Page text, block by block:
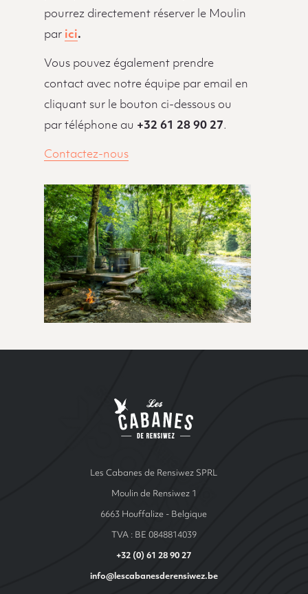
pourrez directement réserver le Moulin
par ici.
Vous pouvez également prendre
contact avec notre équipe par email en
cliquant sur le bouton ci-dessous ou
par téléphone au +32 61 28 90 27.
Contactez-nous
Les Cabanes de Rensiwez SPRL
Moulin de Rensiwez 1
6663 Houffalize - Belgique
TVA : BE 0848814039
+32 (0) 61 28 90 27
info@lescabanesderensiwez.be